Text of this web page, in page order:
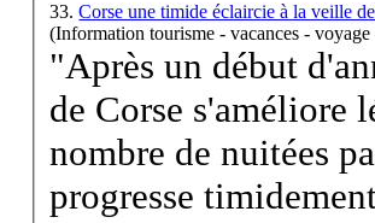
33.Corse une timide éclaircie à la veille
(Information tourisme - vacances -
"Après un début
de Corse s'améliore
nombre de nuitées
progresse